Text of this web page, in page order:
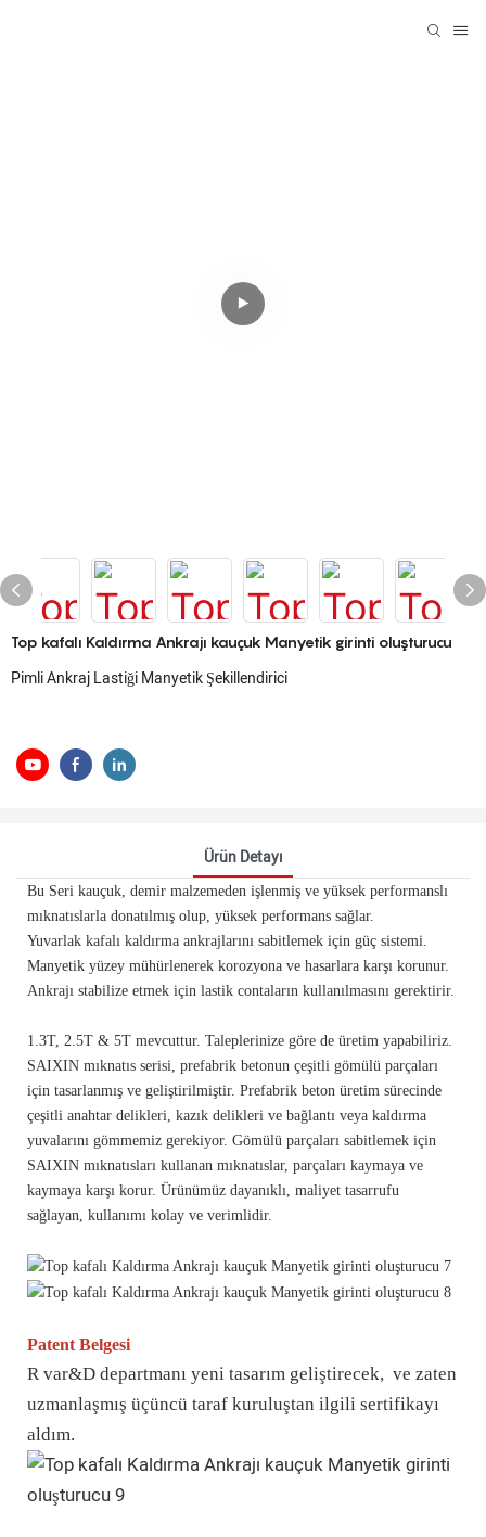
Top kafalı Kaldırma Ankrajı kauçuk Manyetik girinti oluşturucu
Pimli Ankraj Lastiği Manyetik Şekillendirici
Ürün Detayı
Bu Seri kauçuk, demir malzemeden işlenmiş ve yüksek performanslı
mıknatıslarla donatılmış olup, yüksek performans sağlar.
Yuvarlak kafalı kaldırma ankrajlarını sabitlemek için güç sistemi.
Manyetik yüzey mühürlenerek korozyona ve hasarlara karşı korunur.
Ankrajı stabilize etmek için lastik contaların kullanılmasını gerektirir.
1.3T, 2.5T & 5T mevcuttur. Taleplerinize göre de üretim yapabiliriz.
SAIXIN mıknatıs serisi, prefabrik betonun çeşitli gömülü parçaları
için tasarlanmış ve geliştirilmiştir. Prefabrik beton üretim sürecinde
çeşitli anahtar delikleri, kazık delikleri ve bağlantı veya kaldırma
yuvalarını gömmemiz gerekiyor. Gömülü parçaları sabitlemek için
SAIXIN mıknatısları kullanan mıknatıslar, parçaları kaymaya ve
kaymaya karşı korur. Ürünümüz dayanıklı, maliyet tasarrufu
sağlayan, kullanımı kolay ve verimlidir.
Patent Belgesi
R var&D departmanı yeni tasarım geliştirecek, ve zaten
uzmanlaşmış üçüncü taraf kuruluştan ilgili sertifikayı
aldım.